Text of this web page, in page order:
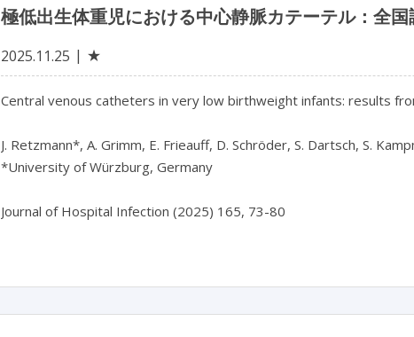
極低出生体重児における中心静脈カテーテル：全
2025.11.25 ★
Central venous catheters in very low birthweight infants: results
J. Retzmann*, A. Grimm, E. Frieauff, D. Schröder, S. Dartsch, S.
*University of Würzburg, Germany